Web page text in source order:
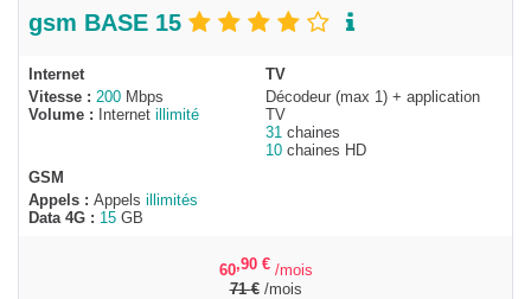
gsm BASE 15
Internet
Vitesse : 200 Mbps
Volume :
Internet illimité
TV
Décodeur (max 1) + application
TV
31 chaines
10 chaines HD
GSM
Appels : Appels illimités
Data 4G : 15 GB
60,90 € /mois
71€/mois